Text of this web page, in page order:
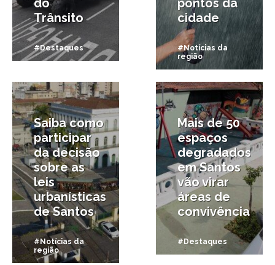
do
Trânsito
#Destaques
pontos da
cidade
#Notícias da
região
Saiba como
participar
da decisão
sobre as
leis
urbanísticas
de Santos
#Notícias da
região
1/09/2025
Mais de 50
espaços
degradados
em Santos
vão virar
áreas de
convivência
#Destaques